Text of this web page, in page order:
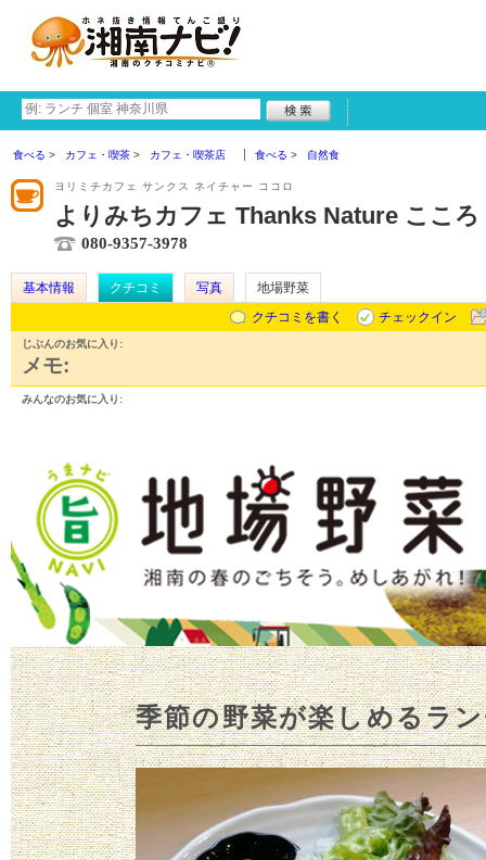
食べる カフェ・喫茶 カフェ・喫茶店 食べる 自然食
ヨリミチカフェ サンクス ネイチャー ココロ
よりみちカフェ Thanks Nature こころ
080-9357-3978
基本情報 クチコミ 写真
地場野菜
クチコミを書く
チェックイン
じぶんのお気に入り:
メモ:
みんなのお気に入り:
季節の野菜が楽しめるラ